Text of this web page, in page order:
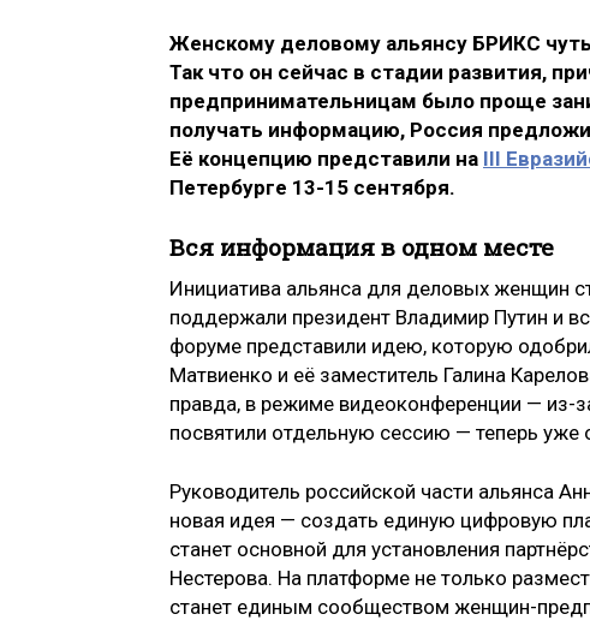
Женскому деловому альянсу БРИКС
Так что он сейчас в стадии развития,
предпринимательницам было проще
получать информацию, Россия
Её концепцию представили на III
Петербурге 13-15 сентября.
Вся информация в одном месте
Инициатива альянса для деловых женщин
поддержали президент Владимир Путин и
форуме представили идею, которую
Матвиенко и её заместитель Галина
правда, в режиме видеоконференции —
посвятили отдельную сессию — теперь уже
Руководитель российской части альянса
новая идея — создать единую цифровую
станет основной для установления
Нестерова. На платформе не только
станет единым сообществом женщин-